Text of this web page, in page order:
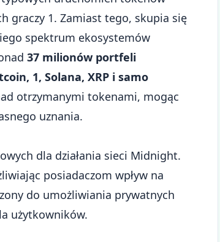
graczy 1. Zamiast tego, skupia się
spektrum ekosystemów
37 milionów portfeli
1, Solana, XRP i samo
otrzymanymi tokenami, mogąc
uznania.
dla działania sieci Midnight.
posiadaczom wpływ na
do umożliwiania prywatnych
użytkowników.